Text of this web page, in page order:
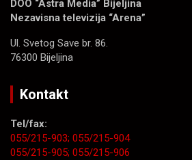
DOO “Astra Media” Bijeljina
Nezavisna televizija “Arena”
Ul. Svetog Save br. 86.
76300 Bijeljina
Kontakt
Tel/fax:
055/215-903; 055/215-904
055/215-905; 055/215-906